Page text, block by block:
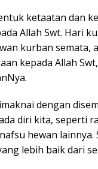
ketaatan dan
Allah Swt. Hari
kurban semata,
kepada Allah
dengan
diri kita, seperti
hewan lainnya.
lebih baik dari